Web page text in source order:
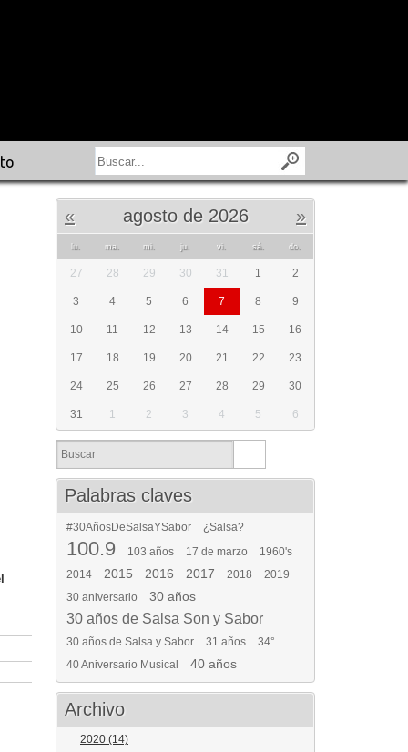
« agosto de 2026 »
lu. ma. mi. ju. vi. sá. do.
27 28 29 30 31 1 2
3 4 5 6 7 8 9
10 11 12 13 14 15 16
17 18 19 20 21 22 23
24 25 26 27 28 29 30
31 1 2 3 4 5 6
Palabras claves
#30AñosDeSalsaYSabor ¿Salsa?
100.9 103 años 17 de marzo
1960's
2014
2015 2016 2017 2018
2019
30 aniversario
30 años
30 años de Salsa Son y Sabor
30 años de Salsa y Sabor 31 años
34°
40 Aniversario Musical
40 años
Archivo
2020 (14)